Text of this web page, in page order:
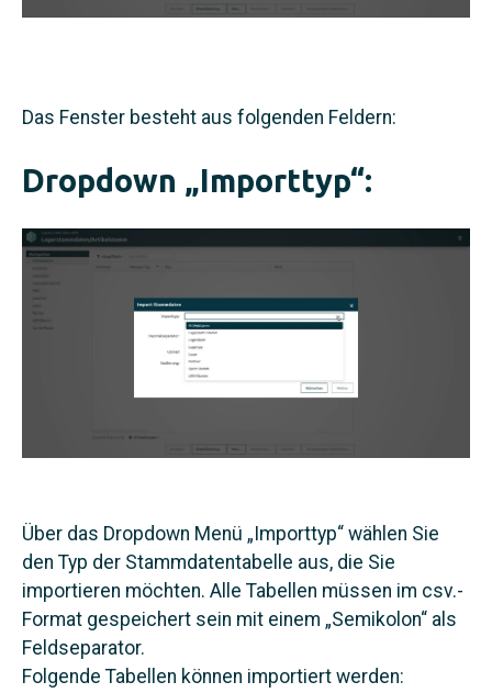
Das Fenster besteht aus folgenden Feldern:
Dropdown „Importtyp“:
Über das Dropdown Menü „Importtyp“ wählen Sie
den Typ der Stammdatentabelle aus, die Sie
importieren möchten. Alle Tabellen müssen im csv.-
Format gespeichert sein mit einem „Semikolon“ als
Feldseparator.
Folgende Tabellen können importiert werden: